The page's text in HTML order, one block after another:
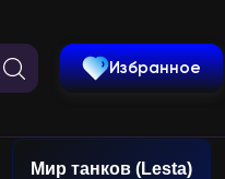
Избранное
Мир танков (Lesta)